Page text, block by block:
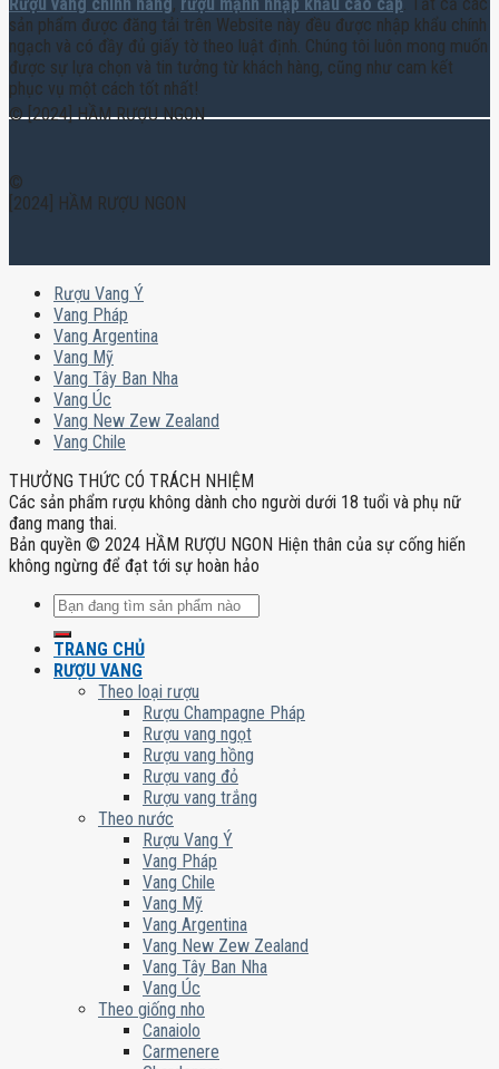
sản phẩm được đăng tải trên Website này đều được nhập khẩu chính
ngạch và có đầy đủ giấy tờ theo luật định. Chúng tôi luôn mong muốn
được sự lựa chọn và tin tưởng từ khách hàng, cũng như cam kết
phục vụ một cách tốt nhất!
© [2024] HẦM RƯỢU NGON
©
[2024] HẦM RƯỢU NGON
Rượu Vang Ý
Vang Pháp
Vang Argentina
Vang Mỹ
Vang Tây Ban Nha
Vang Úc
Vang New Zew Zealand
Vang Chile
THƯỞNG THỨC CÓ TRÁCH NHIỆM
Các sản phẩm rượu không dành cho người dưới 18 tuổi và phụ nữ
đang mang thai.
Bản quyền © 2024 HẦM RƯỢU NGON Hiện thân của sự cống hiến
không ngừng để đạt tới sự hoàn hảo
Tìm
kiếm:
TRANG CHỦ
RƯỢU VANG
Theo loại rượu
Rượu Champagne Pháp
Rượu vang ngọt
Rượu vang hồng
Rượu vang đỏ
Rượu vang trắng
Theo nước
Rượu Vang Ý
Vang Pháp
Vang Chile
Vang Mỹ
Vang Argentina
Vang New Zew Zealand
Vang Tây Ban Nha
Vang Úc
Theo giống nho
Canaiolo
Carmenere